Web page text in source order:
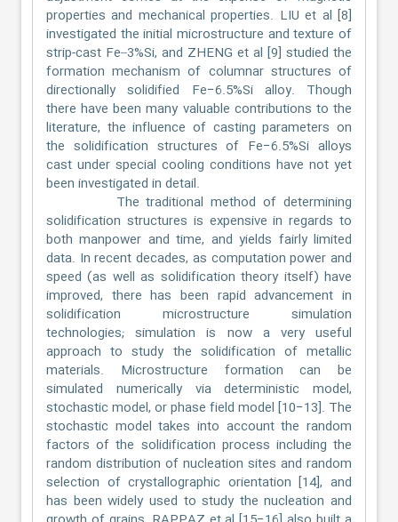
properties and mechanical properties. LIU et al [8]
investigated the initial microstructure and texture of
strip-cast Fe–3%Si, and ZHENG et al [9] studied the
formation mechanism of columnar structures of
directionally solidified Fe−6.5%Si alloy. Though
there have been many valuable contributions to the
literature, the influence of casting parameters on
the solidification structures of Fe−6.5%Si alloys
cast under special cooling conditions have not yet
been investigated in detail.
The traditional method of determining
solidification structures is expensive in regards to
both manpower and time, and yields fairly limited
data. In recent decades, as computation power and
speed (as well as solidification theory itself) have
improved, there has been rapid advancement in
solidification microstructure simulation
technologies; simulation is now a very useful
approach to study the solidification of metallic
materials. Microstructure formation can be
simulated numerically via deterministic model,
stochastic model, or phase field model [10−13]. The
stochastic model takes into account the random
factors of the solidification process including the
random distribution of nucleation sites and random
selection of crystallographic orientation [14], and
has been widely used to study the nucleation and